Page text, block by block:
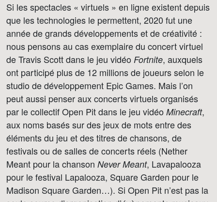
Si les spectacles « virtuels » en ligne existent depuis
que les technologies le permettent, 2020 fut une
année de grands développements et de créativité :
nous pensons au cas exemplaire du concert virtuel
de Travis Scott dans le jeu vidéo Fortnite, auxquels
ont participé plus de 12 millions de joueurs selon le
studio de développement Epic Games. Mais l’on
peut aussi penser aux concerts virtuels organisés
par le collectif Open Pit dans le jeu vidéo Minecraft,
aux noms basés sur des jeux de mots entre des
éléments du jeu et des titres de chansons, de
festivals ou de salles de concerts réels (Nether
Meant pour la chanson Never Meant, Lavapalooza
pour le festival Lapalooza, Square Garden pour le
Madison Square Garden…). Si Open Pit n’est pas la